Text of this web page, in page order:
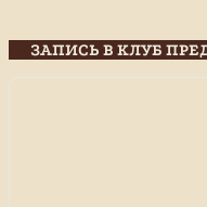
ЗАПИСЬ В КЛУБ